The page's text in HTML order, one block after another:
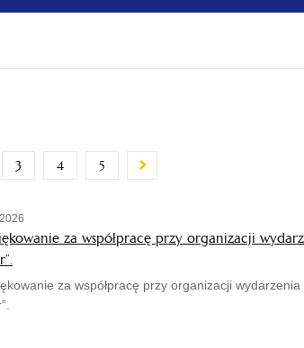
3 4 5
za współpracę przy organizacji
za współpracę przy organizacji wydarzenia